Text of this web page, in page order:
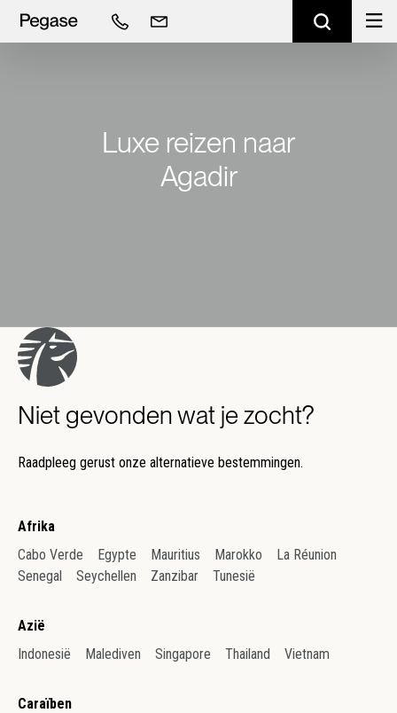
Luxe reizen naar
Agadir
Niet gevonden wat je zocht?
Raadpleeg gerust onze alternatieve bestemmingen.
Afrika
Cabo Verde
Egypte Mauritius Marokko
La Réunion
Senegal
Seychellen Zanzibar Tunesië
Azië
Indonesië
Malediven Singapore Thailand Vietnam
Caraïben